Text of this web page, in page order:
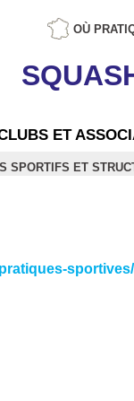
OÙ
ET
SPORTIFS ET